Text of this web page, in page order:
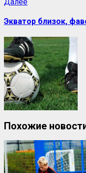
Экватор близок,
Похожие